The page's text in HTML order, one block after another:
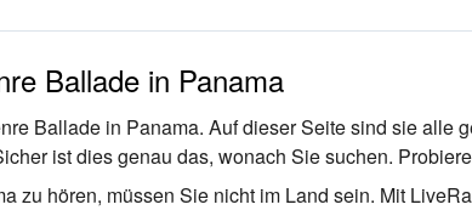
Ballade in Panama
Ballade in Panama. Auf dieser Seite sind sie alle
ist dies genau das, wonach Sie suchen.
zu hören, müssen Sie nicht im Land sein. Mit